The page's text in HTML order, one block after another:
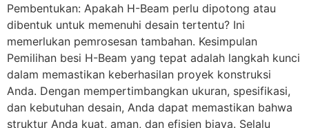
Pembentukan: Apakah H-Beam perlu dipotong atau
dibentuk untuk memenuhi desain tertentu? Ini
memerlukan pemrosesan tambahan. Kesimpulan
Pemilihan besi H-Beam yang tepat adalah langkah kunci
dalam memastikan keberhasilan proyek konstruksi
Anda. Dengan mempertimbangkan ukuran, spesifikasi,
dan kebutuhan desain, Anda dapat memastikan bahwa
struktur Anda kuat, aman, dan efisien biaya. Selalu